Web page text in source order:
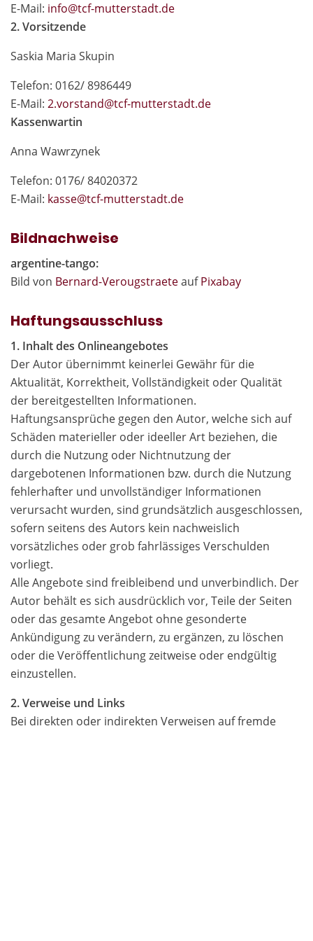
E-Mail: info@tcf-mutterstadt.de
2. Vorsitzende
Saskia Maria Skupin
Telefon: 0162/ 8986449
E-Mail: 2.vorstand@tcf-mutterstadt.de
Kassenwartin
Anna Wawrzynek
Telefon: 0176/ 84020372
E-Mail: kasse@tcf-mutterstadt.de
Bildnachweise
argentine-tango:
Bild von Bernard-VerougstraeteaufPixabay
Haftungsausschluss
1. Inhalt des Onlineangebotes
Der Autor übernimmt keinerlei Gewähr für die
Aktualität, Korrektheit, Vollständigkeit oder Qualität
der bereitgestellten Informationen.
Haftungsansprüche gegen den Autor, welche sich auf
Schäden materieller oder ideeller Art beziehen, die
durch die Nutzung oder Nichtnutzung der
dargebotenen Informationen bzw. durch die Nutzung
fehlerhafter und unvollständiger Informationen
verursacht wurden, sind grundsätzlich ausgeschlossen,
sofern seitens des Autors kein nachweislich
vorsätzliches oder grob fahrlässiges Verschulden
vorliegt.
Alle Angebote sind freibleibend und unverbindlich. Der
Autor behält es sich ausdrücklich vor, Teile der Seiten
oder das gesamte Angebot ohne gesonderte
Ankündigung zu verändern, zu ergänzen, zu löschen
oder die Veröffentlichung zeitweise oder endgültig
einzustellen.
2. Verweise und Links
Bei direkten oder indirekten Verweisen auf fremde